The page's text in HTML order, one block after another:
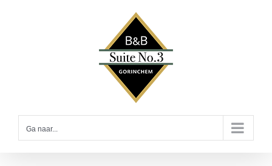
Ga naar...